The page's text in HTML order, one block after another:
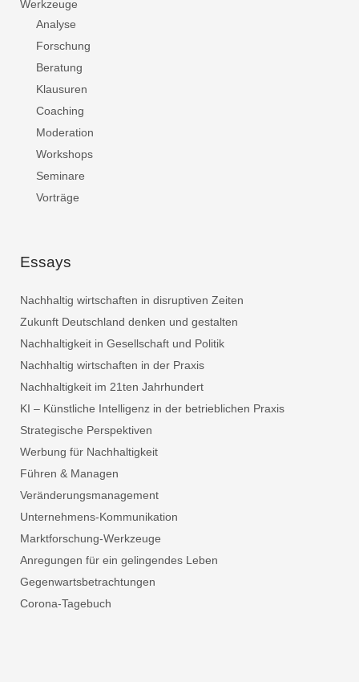
Werkzeuge
Analyse
Forschung
Beratung
Klausuren
Coaching
Moderation
Workshops
Seminare
Vorträge
Essays
Nachhaltig wirtschaften in disruptiven Zeiten
Zukunft Deutschland denken und gestalten
Nachhaltigkeit in Gesellschaft und Politik
Nachhaltig wirtschaften in der Praxis
Nachhaltigkeit im 21ten Jahrhundert
KI – Künstliche Intelligenz in der betrieblichen Praxis
Strategische Perspektiven
Werbung für Nachhaltigkeit
Führen & Managen
Veränderungsmanagement
Unternehmens-Kommunikation
Marktforschung-Werkzeuge
Anregungen für ein gelingendes Leben
Gegenwartsbetrachtungen
Corona-Tagebuch